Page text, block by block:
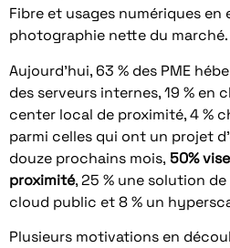
Fibre et usages numériques
photographie nette du marché.
Aujourd’hui, 63 % des PME
des serveurs internes, 19 % en
center local de proximité, 4 %
parmi celles qui ont un projet
douze prochains mois, 50%
proximité, 25 % une solution
cloud public et 8 % un
Plusieurs motivations en